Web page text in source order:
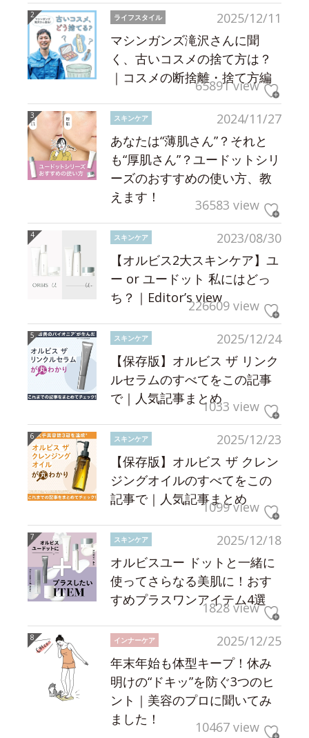
2025/12/11
ライフスタイル
マシンガンズ滝沢さんに聞
く、古いコスメの捨て方は？
｜コスメの断捨離・捨て方編
65891 view
2024/11/27
スキンケア
あなたは“薄肌さん”？それと
も“厚肌さん”？ユードットシリ
ーズのおすすめの使い方、教
えます！
36583 view
2023/08/30
スキンケア
【オルビス2大スキンケア】ユ
ー or ユードット 私にはどっ
ち？｜Editor’s view226609 view
2025/12/24
スキンケア
【保存版】オルビス ザ リンク
ルセラムのすべてをこの記事
で｜人気記事まとめ1033 view
2025/12/23
スキンケア
【保存版】オルビス ザ クレン
ジングオイルのすべてをこの
記事で｜人気記事まとめ
1099 view
2025/12/18
スキンケア
オルビスユー ドットと一緒に
使ってさらなる美肌に！おす
すめプラスワンアイテム4選
1828 view
2025/12/25
インナーケア
年末年始も体型キープ！休み
明けの“ドキッ”を防ぐ3つのヒ
ント｜美容のプロに聞いてみ
ました！
10467 view